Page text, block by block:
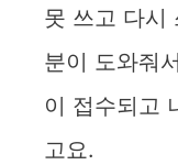
못 쓰고 다시
분이 도와줘
이 접수되고
고요.